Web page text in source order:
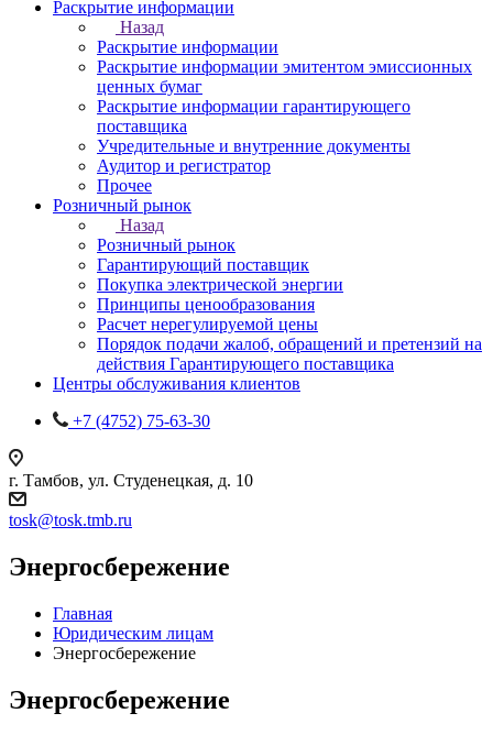
Раскрытие информации
Назад
Раскрытие информации
Раскрытие информации эмитентом эмиссионных
ценных бумаг
Раскрытие информации гарантирующего
поставщика
Учредительные и внутренние документы
Аудитор и регистратор
Прочее
Розничный рынок
Назад
Розничный рынок
Гарантирующий поставщик
Покупка электрической энергии
Принципы ценообразования
Расчет нерегулируемой цены
Порядок подачи жалоб, обращений и претензий на
действия Гарантирующего поставщика
Центры обслуживания клиентов
+7 (4752) 75-63-30
г. Тамбов, ул. Студенецкая, д. 10
tosk@tosk.tmb.ru
Энергосбережение
Главная
Юридическим лицам
Энергосбережение
Энергосбережение